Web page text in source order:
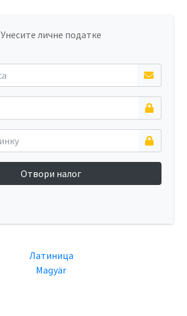
Унесите личне податке
Отвори налог
Латиница
Maɡyär